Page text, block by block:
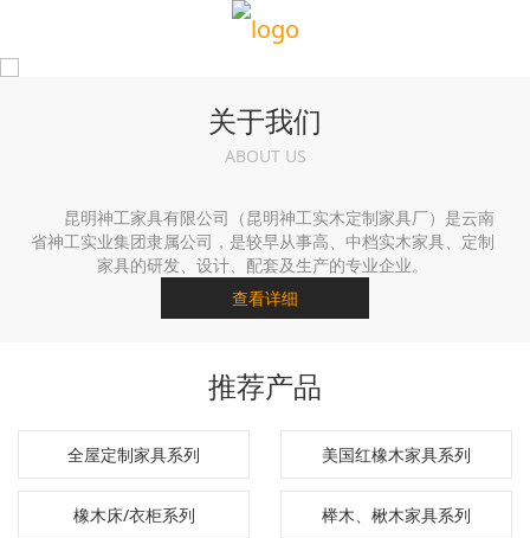
关于我们
ABOUT US
昆明神工家具有限公司（昆明神工实木定制家具厂）是云南
省神工实业集团隶属公司，是较早从事高、中档实木家具、定制
家具的研发、设计、配套及生产的专业企业。
查看详细
推荐产品
全屋定制家具系列 美国红橡木家具系列
橡木床/衣柜系列 榉木、楸木家具系列